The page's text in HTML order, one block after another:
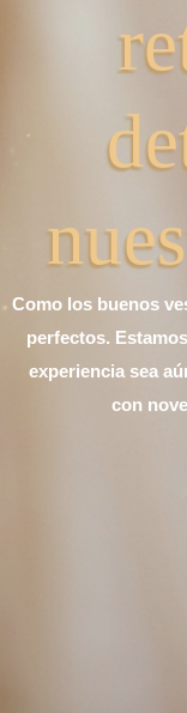
Como los buenos
perfectos.
experiencia sea
con